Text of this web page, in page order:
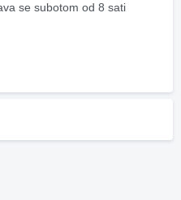
se subotom od 8 sati